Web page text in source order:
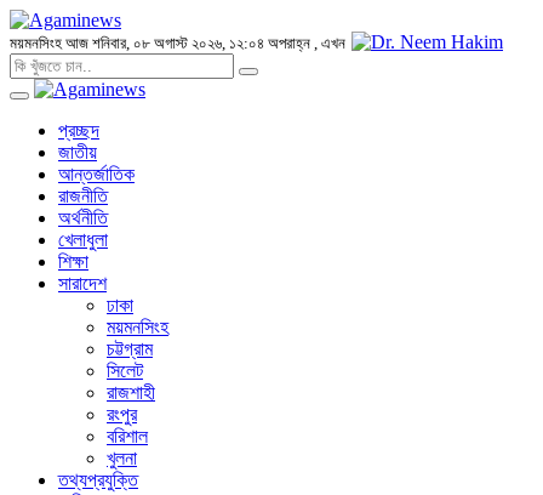
ময়মনসিংহ আজ শনিবার, ০৮ অগাস্ট ২০২৬, ১২:০৪ অপরাহ্ন , এখন
প্রচ্ছদ
জাতীয়
আন্তর্জাতিক
রাজনীতি
অর্থনীতি
খেলাধুলা
শিক্ষা
সারাদেশ
ঢাকা
ময়মনসিংহ
চট্টগ্রাম
সিলেট
রাজশাহী
রংপুর
বরিশাল
খুলনা
তথ্যপ্রযুক্তি